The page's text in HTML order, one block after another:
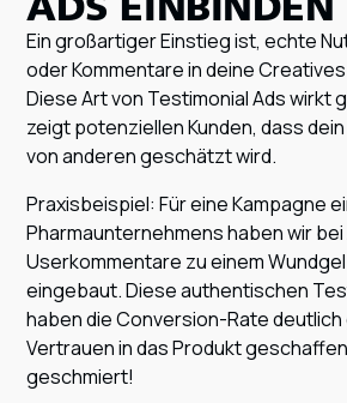
Ein großartiger Einstieg ist, echte
oder Kommentare in deine
Diese Art von Testimonial Ads wirkt
zeigt potenziellen Kunden, dass
von anderen geschätzt wird.
Praxisbeispiel: Für eine Kampagne
Pharmaunternehmens haben wir bei
Userkommentare zu einem
eingebaut. Diese authentischen
haben die Conversion-Rate
Vertrauen in das Produkt
geschmiert!